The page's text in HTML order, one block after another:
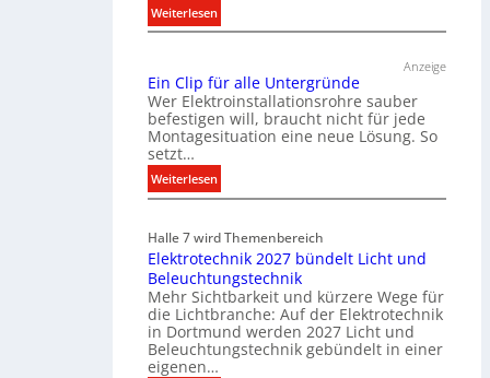
Weiterlesen:
T
r
k
o
m
u
n
k
a
t
i
o
n
Anzeige
Ein Clip für alle Untergründe
Wer Elektroinstallationsrohre sauber
befestigen will, braucht nicht für jede
Montagesituation eine neue Lösung. So
setzt…
Weiterlesen:
E
n
C
l
i
p
f
Halle 7 wird Themenbereich
Elektrotechnik 2027 bündelt Licht und
Beleuchtungstechnik
Mehr Sichtbarkeit und kürzere Wege für
die Lichtbranche: Auf der Elektrotechnik
in Dortmund werden 2027 Licht und
Beleuchtungstechnik gebündelt in einer
eigenen…